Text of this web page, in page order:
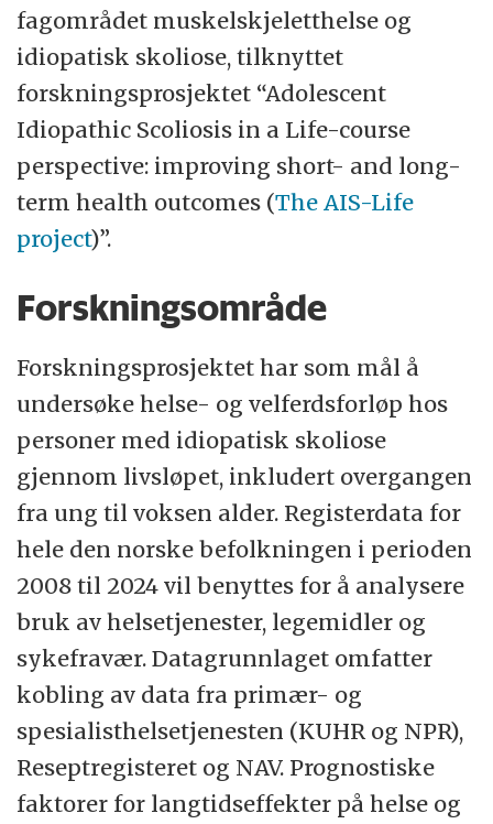
fagområdet muskelskjeletthelse og
idiopatisk skoliose, tilknyttet
forskningsprosjektet “Adolescent
Idiopathic Scoliosis in a Life-course
perspective: improving short- and long-
term health outcomes (The AIS-Life
project)”.
Forskningsområde
Forskningsprosjektet har som mål å
undersøke helse- og velferdsforløp hos
personer med idiopatisk skoliose
gjennom livsløpet, inkludert overgangen
fra ung til voksen alder. Registerdata for
hele den norske befolkningen i perioden
2008 til 2024 vil benyttes for å analysere
bruk av helsetjenester, legemidler og
sykefravær. Datagrunnlaget omfatter
kobling av data fra primær- og
spesialisthelsetjenesten (KUHR og NPR),
Reseptregisteret og NAV. Prognostiske
faktorer for langtidseffekter på helse og